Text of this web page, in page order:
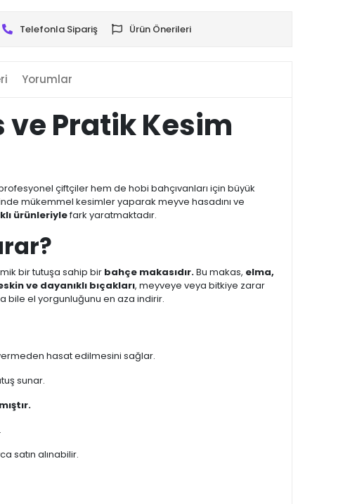
Telefonla Sipariş Ürün Önerileri
Yorumlar
ve Pratik Kesim
çiftçiler hem de hobi bahçıvanları için büyük
mükemmel kesimler yaparak meyve hasadını ve
ürünleriylefark yaratmaktadır.
bir tutuşa sahip bir bahçe makasıdır.Bu makas, elma,
ve dayanıklı bıçakları, meyveye veya bitkiye zarar
bile el yorgunluğunu en aza indirir.
hasat edilmesini sağlar.
sunar.
satın alınabilir.